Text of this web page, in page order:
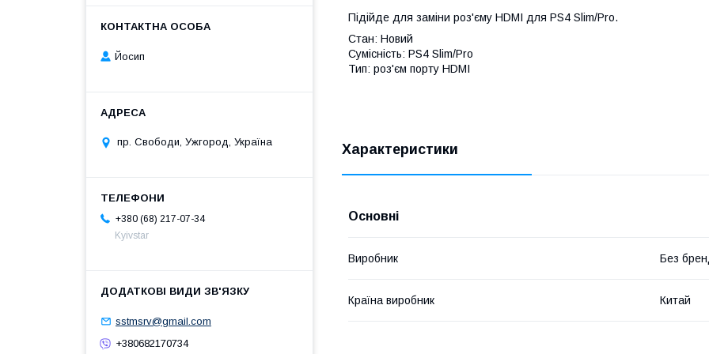
Підійде для заміни роз'єму HDMI для PS4 Slim/Pro.
Стан: Новий
Сумісність: PS4 Slim/Pro
Тип: роз'єм порту HDMI
Характеристики
Основні
Виробник Без
Країна виробник Китай
Йосип
пр. Свободи, Ужгород, Україна
+380 (68) 217-07-34
Kyivstar
sstmsrv@gmail.com
+380682170734